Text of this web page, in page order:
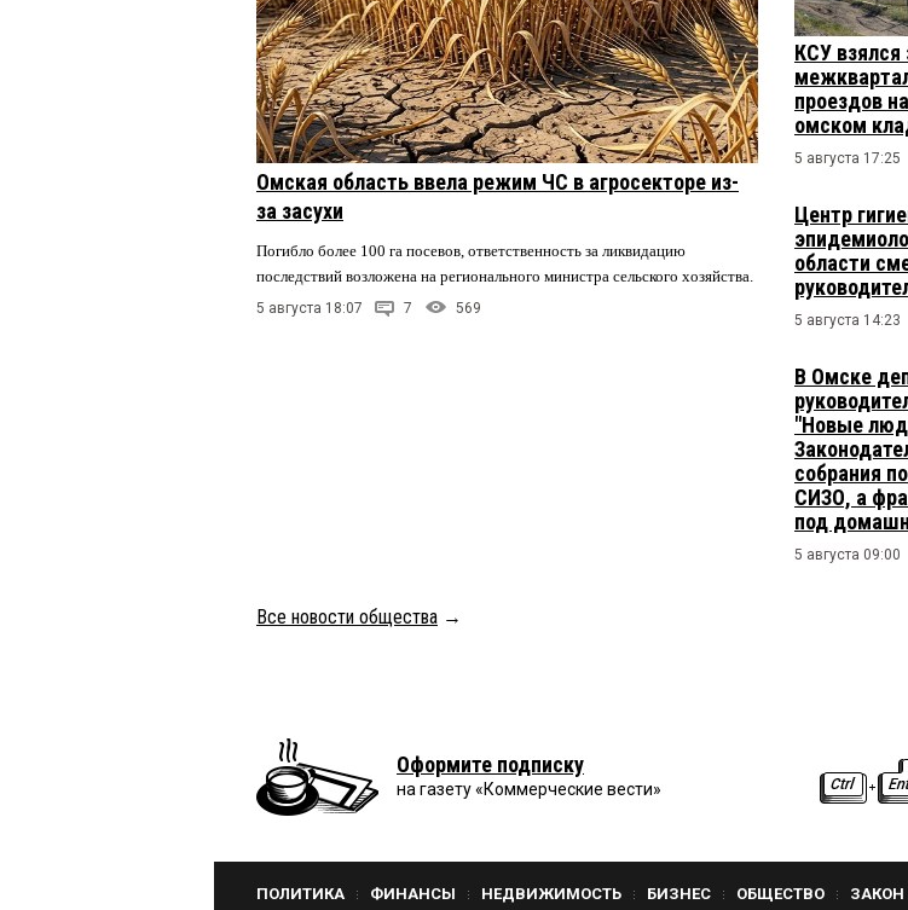
Омская область ввела режим ЧС в агросекторе из-
за засухи
Погибло более 100 га посевов, ответственность за ликвидацию
последствий возложена на регионального министра сельского хозяйства.
5 августа 18:07 7 569
КСУ взялся
проездов
омском
5 августа 17:25
Центр
области
5 августа 14:23
В Омске
"Новые
собрания
СИЗО, а
под
5 августа 09:00
Все новости общества →
Оформите подписку
на газету «Коммерческие вести»
ПОЛИТИКА ФИНАНСЫ НЕДВИЖИМОСТЬ БИЗНЕС ОБЩЕСТВО ЗАКОН